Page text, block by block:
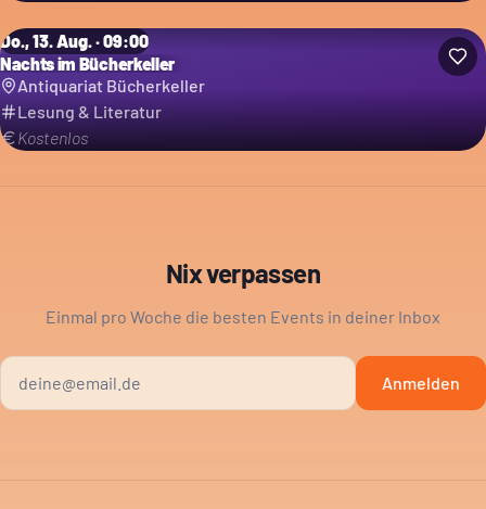
Do., 13. Aug. · 09:00
Nachts im Bücherkeller
Antiquariat Bücherkeller
Lesung & Literatur
Kostenlos
Nix verpassen
Einmal pro Woche die besten Events in deiner Inbox
Anmelden